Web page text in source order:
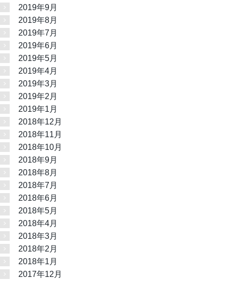
2019年9月
2019年8月
2019年7月
2019年6月
2019年5月
2019年4月
2019年3月
2019年2月
2019年1月
2018年12月
2018年11月
2018年10月
2018年9月
2018年8月
2018年7月
2018年6月
2018年5月
2018年4月
2018年3月
2018年2月
2018年1月
2017年12月